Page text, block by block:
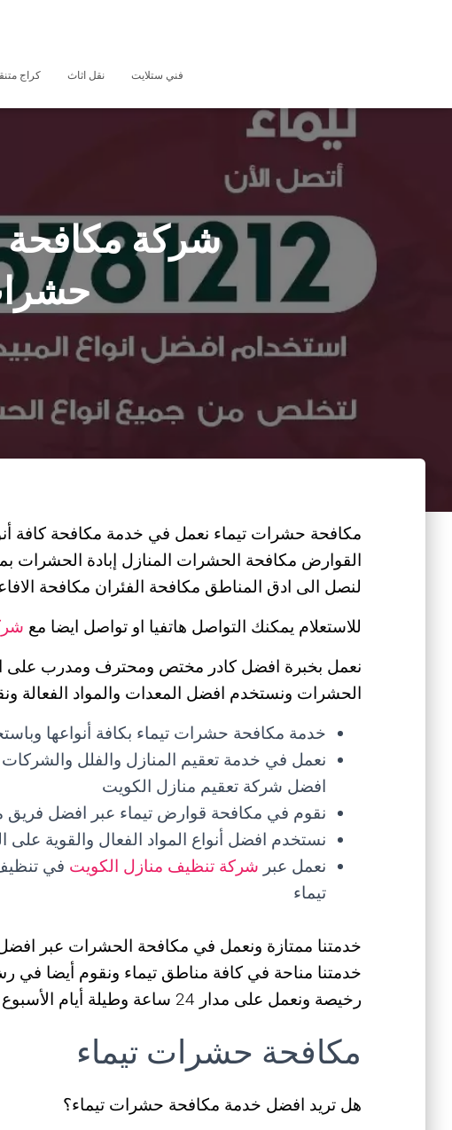
فني ستلايت نقل اثاث كراج
مكافحة حشرات تيماء نعمل في خدمة مكافحة كافة
القوارض مكافحة الحشرات المنازل إبادة الحشرات
لنصل الى ادق المناطق مكافحة الفئران مكافحة
للاستعلام يمكنك التواصل هاتفيا او تواصل ايضا مع
نعمل بخبرة افضل كادر مختص ومحترف ومدرب على
الحشرات ونستخدم افضل المعدات والمواد الفعالة
خدمة مكافحة حشرات تيماء بكافة أنواعها
نعمل في خدمة تعقيم المنازل والفلل والشركات
افضل شركة تعقيم منازل الكويت
نقوم في مكافحة قوارض تيماء عبر افضل
نستخدم افضل أنواع المواد الفعال والقوية على
نعمل عبر شركة تنظيف منازل الكويت في
تيماء
خدمتنا ممتازة ونعمل في مكافحة الحشرات عبر
خدمتنا مناحة في كافة مناطق تيماء ونقوم أيضا
رخيصة ونعمل على مدار 24 ساعة وطيلة أيام الأسبوع
مكافحة حشرات تيماء
هل تريد افضل خدمة مكافحة حشرات تيماء؟